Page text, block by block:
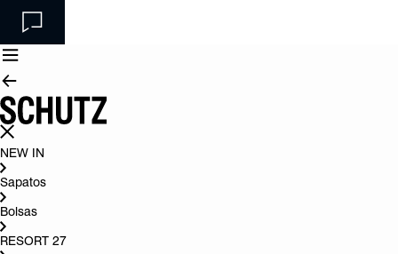
NEW IN
Sapatos
Bolsas
RESORT 27